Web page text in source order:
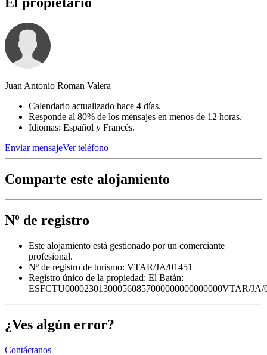
Juan Antonio Roman Valera
Calendario actualizado hace 4 días.
Responde al 80% de los mensajes en menos de 12 horas.
Idiomas: Español y Francés.
Enviar mensajeVer teléfono
Comparte este alojamiento
Nº de registro
Este alojamiento está gestionado por un comerciante
profesional.
Nº de registro de turismo: VTAR/JA/01451
Registro único de la propiedad: El Batán:
ESFCTU000023013000560857000000000000000VTAR/JA/
¿Ves algún error?
Contáctanos